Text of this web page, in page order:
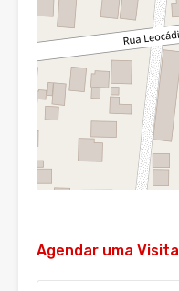
Agendar uma Visita